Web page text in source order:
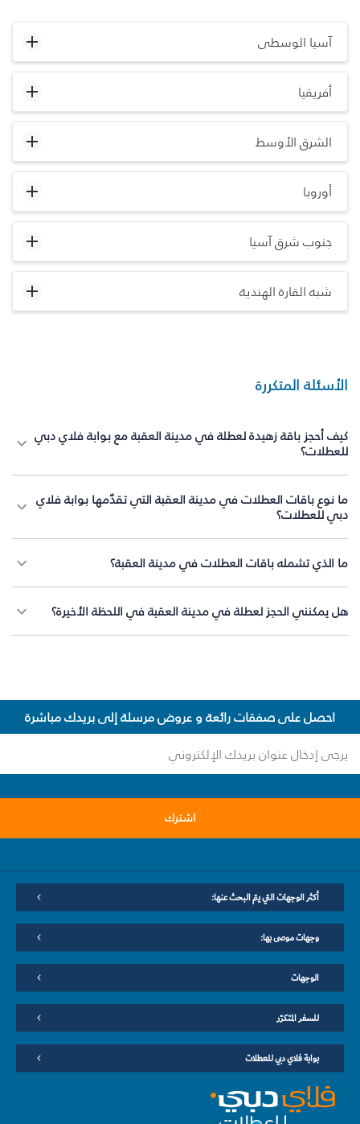
آسيا الوسطى
أفريقيا
الشرق الأوسط
أوروبا
جنوب شرق آسيا
شبه القارة الهندية
الأسئلة المتكررة
كيف أحجز باقة زهيدة لعطلة في مدينة العقبة مع بوابة فلاي دبي
للعطلات؟
ما نوع باقات العطلات في مدينة العقبة التي تقدّمها بوابة فلاي
دبي للعطلات؟
ما الذي تشمله باقات العطلات في مدينة العقبة؟
هل يمكنني الحجز لعطلة في مدينة العقبة في اللحظة الأخيرة؟
احصل على صفقات رائعة و عروض مرسلة إلى بريدك مباشرة
اشترك
أكثر الوجهات التي يتم البحث عنها:
وجهات موصى بها:
الوجهات
للسفر المتكرّر
بوابة فلاي دبي للعطلات